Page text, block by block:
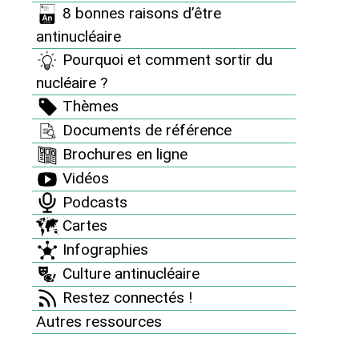
8 bonnes raisons d’être
antinucléaire
Pourquoi et comment sortir du
nucléaire ?
Thèmes
Documents de référence
Brochures en ligne
Vidéos
Podcasts
Cartes
Infographies
Culture antinucléaire
Restez connectés !
Autres ressources
Brochures en ligne
En finir avec les armes nucléaires
Sortir du nucléaire n°106
À Grenoble, des radiations et des
puces